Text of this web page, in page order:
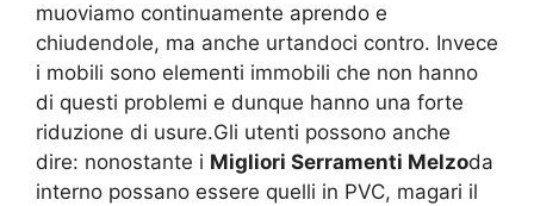
muoviamo continuamente aprendo e
chiudendole, ma anche urtandoci contro. Invece
i mobili sono elementi immobili che non hanno
di questi problemi e dunque hanno una forte
riduzione di usure.Gli utenti possono anche
dire: nonostante i Migliori Serramenti Melzoda
interno possano essere quelli in PVC, magari il